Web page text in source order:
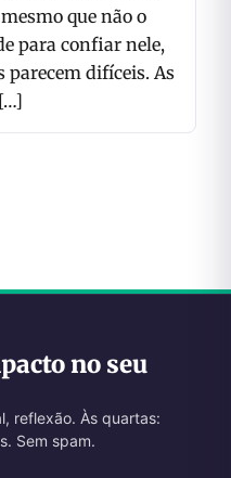
que não o
para confiar nele,
parecem difíceis. As
no seu
reflexão. Às quartas:
Sem spam.